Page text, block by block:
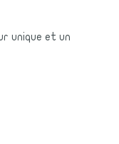
unique et un